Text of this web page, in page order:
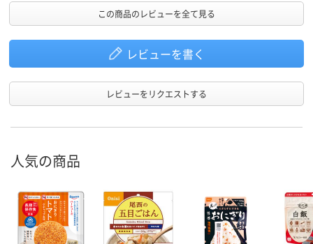
この商品のレビューを全て見る
レビューを書く
レビューをリクエストする
人気の商品